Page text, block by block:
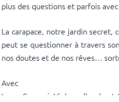
plus des questions et parfois
La carapace, notre jardin
peut se questionner à travers
nos doutes et de nos rêves…
Avec
Laura Caronni- Violoncelle, chant